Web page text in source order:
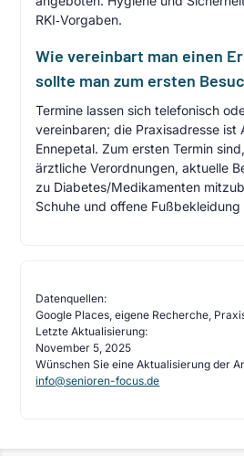
RKI‑Vorgaben.
Wie vereinbart man einen
sollte man zum ersten
Termine lassen sich telefonisch
vereinbaren; die Praxisadresse ist
Ennepetal. Zum ersten Termin
ärztliche Verordnungen, aktuelle
zu Diabetes/Medikamenten
Schuhe und offene
Datenquellen:
Google Places, eigene Recherche,
Letzte Aktualisierung:
November 5, 2025
Wünschen Sie eine Aktualisierung der
info@senioren-focus.de